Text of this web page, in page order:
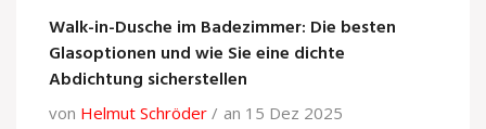
Walk-in-Dusche im Badezimmer: Die besten
Glasoptionen und wie Sie eine dichte
Abdichtung sicherstellen
von Helmut Schröder
an 15 Dez 2025